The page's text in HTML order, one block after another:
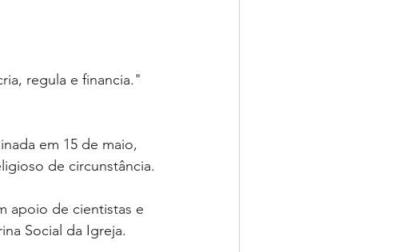
regula e financia."
em 15 de maio,
de circunstância.
apoio de cientistas e
Social da Igreja.